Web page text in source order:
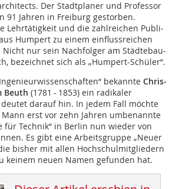
Der Stadtplaner und Professor
91 Jahren in Freiburg gestorben.
Lehrtätigkeit und die zahlreichen Publi­
Humpert zu einem einflussreichen
Nicht nur sein Nachfolger am Städtebau-
bezeichnet sich als „Humpert-Schüler“.
bekannte Chris­
Beuth (1781 - 1853) ein radikaler
darauf hin. In jedem Fall möchte
erst vor zehn Jahren umbenannte
für Technik“ in Berlin nun wieder von
Es gibt eine Arbeitsgruppe „Neuer
bisher mit allen Hochschulmitgliedern
keinem neuen Namen gefunden hat.